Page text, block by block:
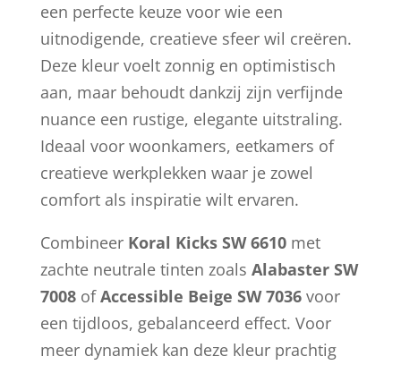
een perfecte keuze voor wie een
uitnodigende, creatieve sfeer wil creëren.
Deze kleur voelt zonnig en optimistisch
aan, maar behoudt dankzij zijn verfijnde
nuance een rustige, elegante uitstraling.
Ideaal voor woonkamers, eetkamers of
creatieve werkplekken waar je zowel
comfort als inspiratie wilt ervaren.
Combineer Koral Kicks SW 6610met
zachte neutrale tinten zoals Alabaster SW
7008ofAccessible Beige SW 7036voor
een tijdloos, gebalanceerd effect. Voor
meer dynamiek kan deze kleur prachtig